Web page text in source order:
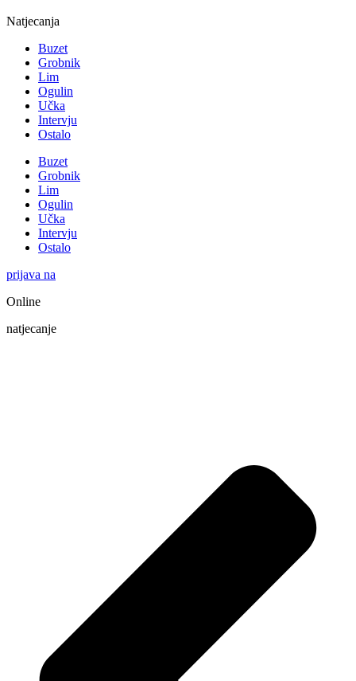
Natjecanja
Buzet
Grobnik
Lim
Ogulin
Učka
Intervju
Ostalo
Buzet
Grobnik
Lim
Ogulin
Učka
Intervju
Ostalo
prijava na
Online
natjecanje